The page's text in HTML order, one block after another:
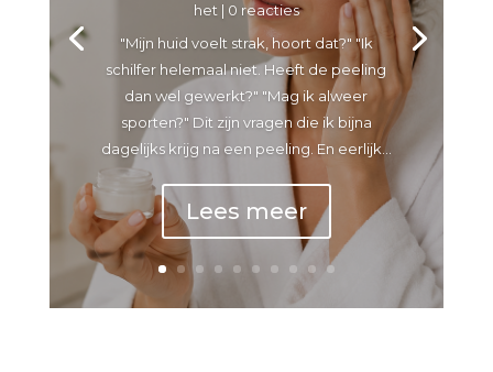
het| 0 reacties
"Mijn huid voelt strak, hoort dat?" "Ik
schilfer helemaal niet. Heeft de peeling
dan wel gewerkt?" "Mag ik alweer
sporten?" Dit zijn vragen die ik bijna
dagelijks krijg na een peeling. En eerlijk...
Lees meer